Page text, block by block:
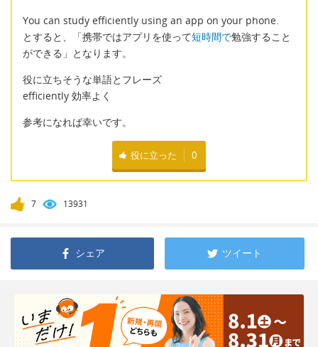
You can study efficiently using an app on your phone.
とすると、「携帯ではアプリを使って短時間で勉強すること
ができる」となります。
役に立ちそうな単語とフレーズ
efficiently 効率よく
参考になれば幸いです。
役に立った 0
7 13931
シェア ツイート